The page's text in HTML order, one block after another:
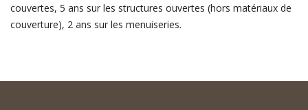
couvertes, 5 ans sur les structures ouvertes (hors matériaux de
couverture), 2 ans sur les menuiseries.